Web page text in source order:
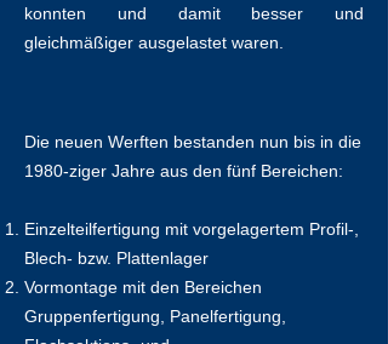
konnten und damit besser und
gleichmäßiger ausgelastet waren.
Die neuen Werften bestanden nun bis in die
1980-ziger Jahre aus den fünf Bereichen:
Einzelteilfertigung mit vorgelagertem Profil-,
Blech- bzw. Plattenlager
Vormontage mit den Bereichen
Gruppenfertigung, Panelfertigung,